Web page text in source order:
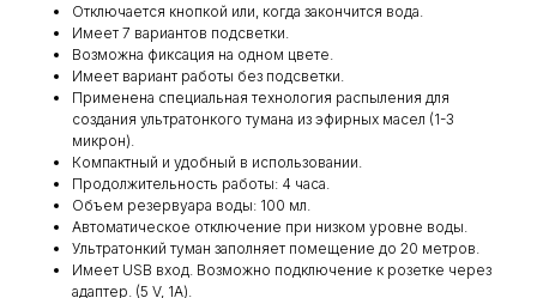
Отключается кнопкой или, когда закончится вода.
Имеет 7 вариантов подсветки.
Возможна фиксация на одном цвете.
Имеет вариант работы без подсветки.
Применена специальная технология распыления для
создания ультратонкого тумана из эфирных масел (1-3
микрон).
Компактный и удобный в использовании.
Продолжительность работы: 4 часа.
Объем резервуара воды: 100 мл.
Автоматическое отключение при низком уровне воды.
Ультратонкий туман заполняет помещение до 20 метров.
Имеет USB вход. Возможно подключение к розетке через
адаптер. (5 V, 1A).